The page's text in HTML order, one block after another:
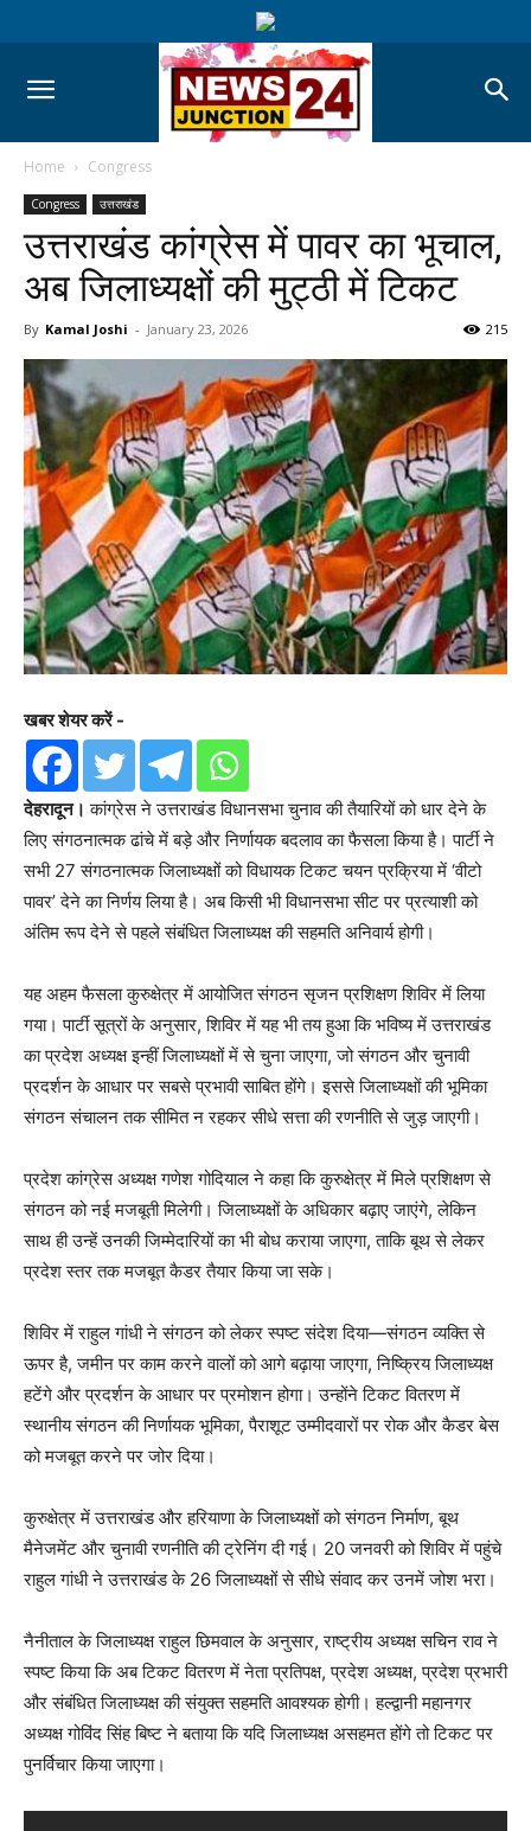
Home Congress
Congress उत्तराखंड
उत्तराखंड कांग्रेस में पावर का भूचाल,
अब जिलाध्यक्षों की मुट्ठी में टिकट
By Kamal Joshi - January 23, 2026 215
खबर शेयर करें -
देहरादून। कांग्रेस ने उत्तराखंड विधानसभा चुनाव की तैयारियों को धार देने के
लिए संगठनात्मक ढांचे में बड़े और निर्णायक बदलाव का फैसला किया है। पार्टी ने
सभी 27 संगठनात्मक जिलाध्यक्षों को विधायक टिकट चयन प्रक्रिया में ‘वीटो
पावर’ देने का निर्णय लिया है। अब किसी भी विधानसभा सीट पर प्रत्याशी को
अंतिम रूप देने से पहले संबंधित जिलाध्यक्ष की सहमति अनिवार्य होगी।
यह अहम फैसला कुरुक्षेत्र में आयोजित संगठन सृजन प्रशिक्षण शिविर में लिया
गया। पार्टी सूत्रों के अनुसार, शिविर में यह भी तय हुआ कि भविष्य में उत्तराखंड
का प्रदेश अध्यक्ष इन्हीं जिलाध्यक्षों में से चुना जाएगा, जो संगठन और चुनावी
प्रदर्शन के आधार पर सबसे प्रभावी साबित होंगे। इससे जिलाध्यक्षों की भूमिका
संगठन संचालन तक सीमित न रहकर सीधे सत्ता की रणनीति से जुड़ जाएगी।
प्रदेश कांग्रेस अध्यक्ष गणेश गोदियाल ने कहा कि कुरुक्षेत्र में मिले प्रशिक्षण से
संगठन को नई मजबूती मिलेगी। जिलाध्यक्षों के अधिकार बढ़ाए जाएंगे, लेकिन
साथ ही उन्हें उनकी जिम्मेदारियों का भी बोध कराया जाएगा, ताकि बूथ से लेकर
प्रदेश स्तर तक मजबूत कैडर तैयार किया जा सके।
शिविर में राहुल गांधी ने संगठन को लेकर स्पष्ट संदेश दिया—संगठन व्यक्ति से
ऊपर है, जमीन पर काम करने वालों को आगे बढ़ाया जाएगा, निष्क्रिय जिलाध्यक्ष
हटेंगे और प्रदर्शन के आधार पर प्रमोशन होगा। उन्होंने टिकट वितरण में
स्थानीय संगठन की निर्णायक भूमिका, पैराशूट उम्मीदवारों पर रोक और कैडर बेस
को मजबूत करने पर जोर दिया।
कुरुक्षेत्र में उत्तराखंड और हरियाणा के जिलाध्यक्षों को संगठन निर्माण, बूथ
मैनेजमेंट और चुनावी रणनीति की ट्रेनिंग दी गई। 20 जनवरी को शिविर में पहुंचे
राहुल गांधी ने उत्तराखंड के 26 जिलाध्यक्षों से सीधे संवाद कर उनमें जोश भरा।
नैनीताल के जिलाध्यक्ष राहुल छिमवाल के अनुसार, राष्ट्रीय अध्यक्ष सचिन राव ने
स्पष्ट किया कि अब टिकट वितरण में नेता प्रतिपक्ष, प्रदेश अध्यक्ष, प्रदेश प्रभारी
और संबंधित जिलाध्यक्ष की संयुक्त सहमति आवश्यक होगी। हल्द्वानी महानगर
अध्यक्ष गोविंद सिंह बिष्ट ने बताया कि यदि जिलाध्यक्ष असहमत होंगे तो टिकट पर
पुनर्विचार किया जाएगा।